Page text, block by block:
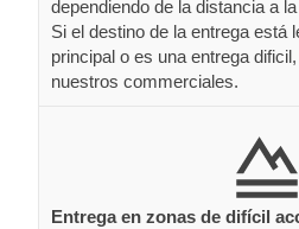
dependiendo de la distancia a
Si el destino de la entrega está
principal o es una entrega
nuestros commerciales.
Entrega en zonas de difícil